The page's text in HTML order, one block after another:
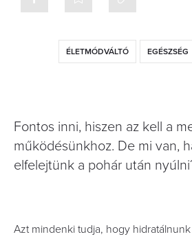
ÉLETMÓDVÁLTÓ EGÉSZSÉG
Fontos inni, hiszen az kell a
működésünkhoz. De mi van,
elfelejtünk a pohár után
Azt mindenki tudja, hogy